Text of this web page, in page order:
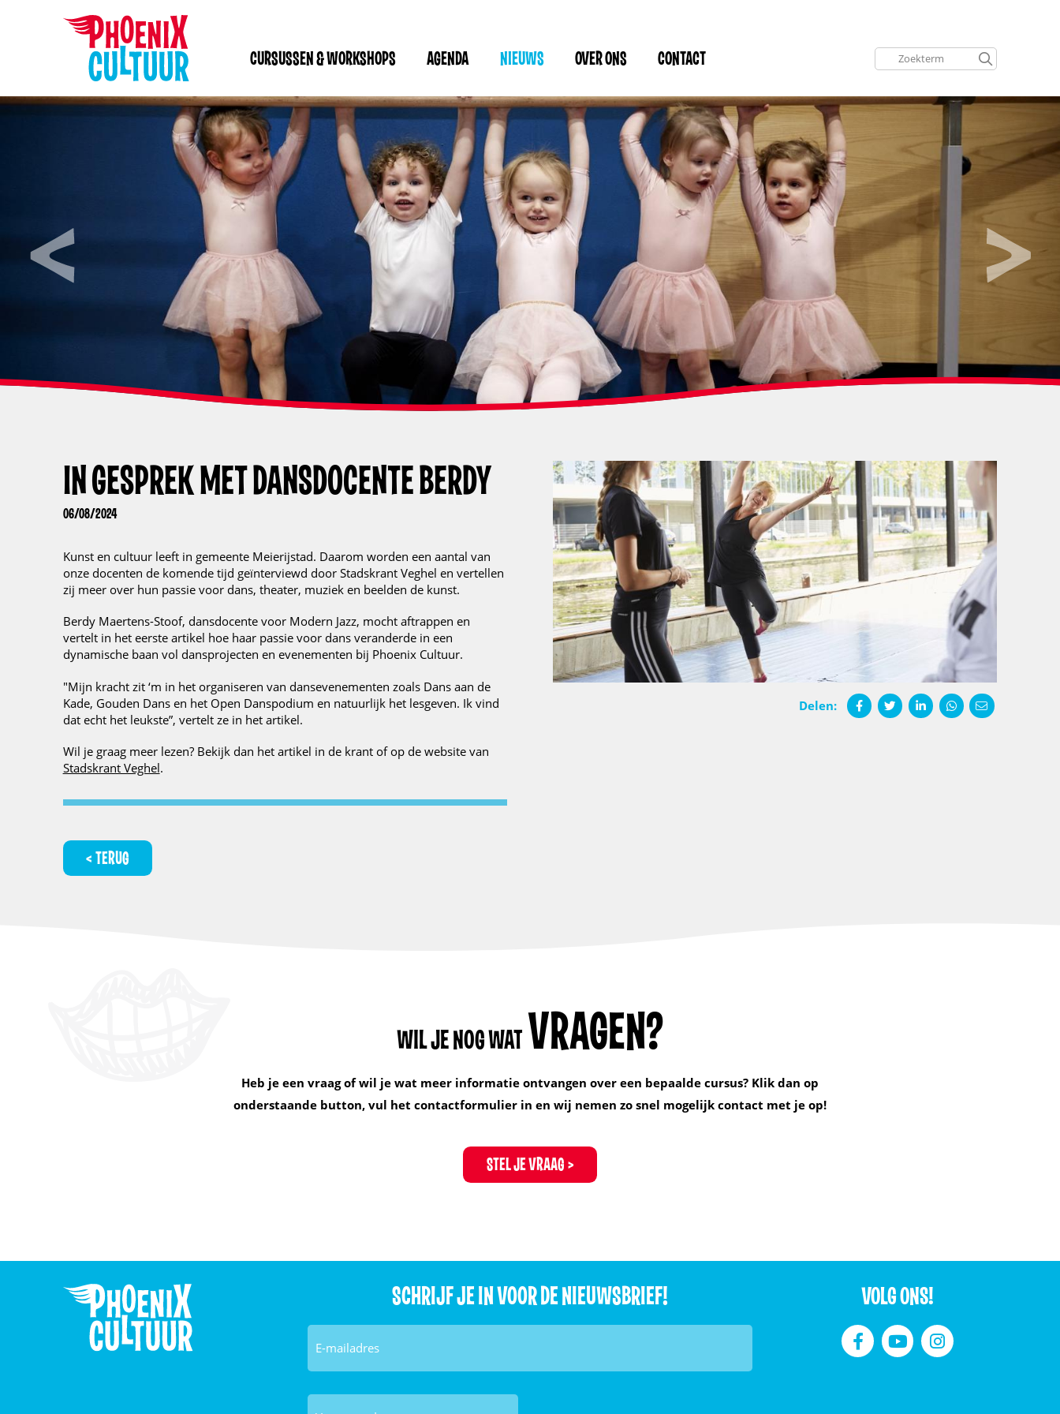
CURSUSSEN & WORKSHOPS AGENDA NIEUWS OVER ONS CONTACT
IN GESPREK MET DANSDOCENTE BERDY
06/08/2024
Kunst en cultuur leeft in gemeente Meierijstad. Daarom worden een aantal van
onze docenten de komende tijd geïnterviewd door Stadskrant Veghel en vertellen
zij meer over hun passie voor dans, theater, muziek en beelden de kunst.
Berdy Maertens-Stoof, dansdocente voor Modern Jazz, mocht aftrappen en
vertelt in het eerste artikel hoe haar passie voor dans veranderde in een
dynamische baan vol dansprojecten en evenementen bij Phoenix Cultuur.
"Mijn kracht zit ‘m in het organiseren van dansevenementen zoals Dans aan de
Kade, Gouden Dans en het Open Danspodium en natuurlijk het lesgeven. Ik vind
dat echt het leukste”, vertelt ze in het artikel.
Wil je graag meer lezen? Bekijk dan het artikel in de krant of op de website van
Stadskrant Veghel.
Delen:
TERUG
WIL JE NOG WAT VRAGEN?
Heb je een vraag of wil je wat meer informatie ontvangen over een bepaalde cursus? Klik dan op
onderstaande button, vul het contactformulier in en wij nemen zo snel mogelijk contact met je op!
STEL JE VRAAG
SCHRIJF JE IN VOOR DE NIEUWSBRIEF! VOLG ONS!
  